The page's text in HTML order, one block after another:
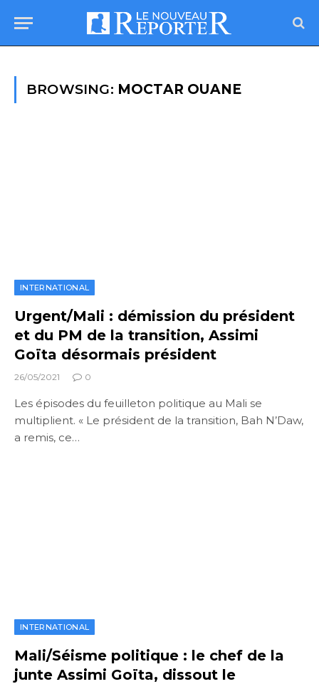
BROWSING: MOCTAR OUANE
INTERNATIONAL
Urgent/Mali : démission du président
et du PM de la transition, Assimi
Goïta désormais président
26/05/2021 0
Les épisodes du feuilleton politique au Mali se
multiplient. « Le président de la transition, Bah N’Daw,
a remis, ce…
INTERNATIONAL
Mali/Séisme politique : le chef de la
junte Assimi Goïta, dissout le